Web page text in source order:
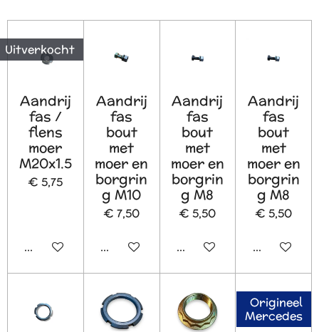
Uitverkocht
Aandrij
fas /
flens
moer
M20x1.5
€ 5,75
Houd mij op de hoogte
Aandrij
fas
bout
met
moer en
borgrin
g M10
€ 7,50
In winkelwagen
Aandrij
fas
bout
met
moer en
borgrin
g M8
€ 5,50
In winkelwagen
Aandrij
fas
bout
met
moer en
borgrin
g M8
€ 5,50
In
Origineel
Mercedes